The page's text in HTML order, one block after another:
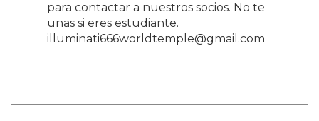
para contactar a nuestros socios. No te
unas si eres estudiante.
illuminati666worldtemple@gmail.com